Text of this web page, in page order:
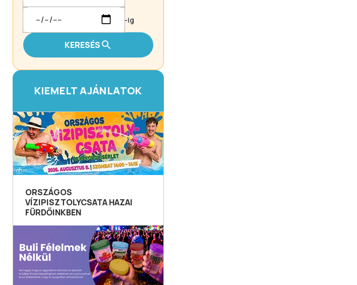
-ig
KERESÉS
KIEMELT AJÁNLATOK
ORSZÁGOS
VÍZIPISZTOLYCSATA HAZAI
FÜRDŐINKBEN